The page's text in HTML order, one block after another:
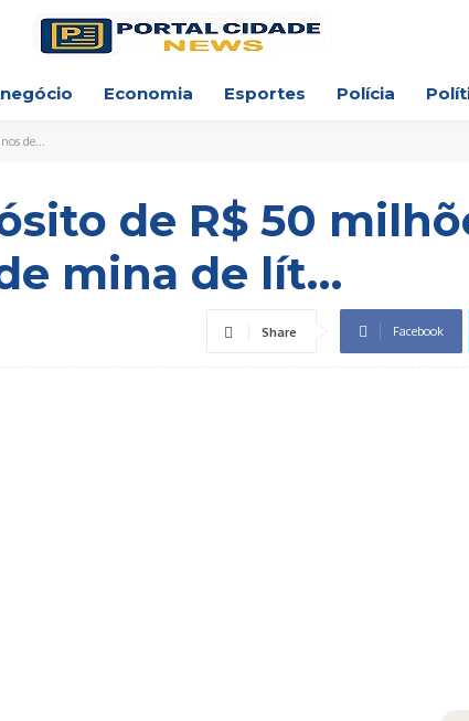
Economia Esportes Polícia
de...
de R$ 50
mina de lít…
Share Facebook